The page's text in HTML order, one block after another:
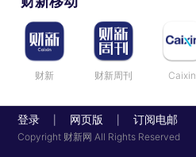
财新 财新周刊 Caixin
登录 网页版 订阅电邮
Copyright 财新网 All Rights Reserved